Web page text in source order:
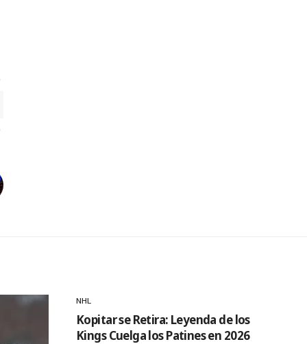
NHL
Kopitar se Retira: Leyenda de los
Kings Cuelga los Patines en 2026